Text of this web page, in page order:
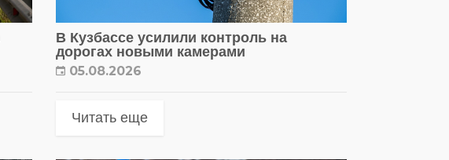
В Кузбассе усилили контроль на
дорогах новыми камерами
05.08.2026
Читать еще